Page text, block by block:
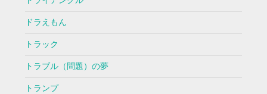
ドラえもん
トラック
トラブル（問題）の夢
トランプ